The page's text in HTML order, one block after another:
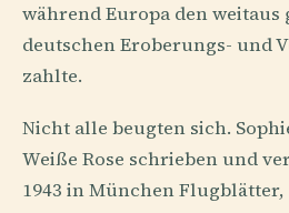
während Europa den
deutschen Erobe­rungs- und
zahlte.
Nicht alle beugten sich.
Weiße Rose schrieben und
1943 in München